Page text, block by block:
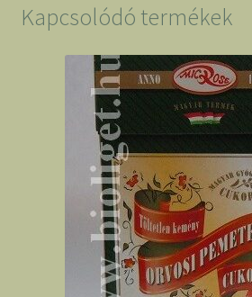
Kapcsolódó termékek